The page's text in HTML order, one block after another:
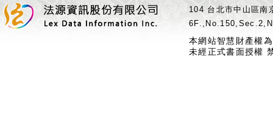
104 台北市中山區
本網站智慧財產權
未經正式書面授權